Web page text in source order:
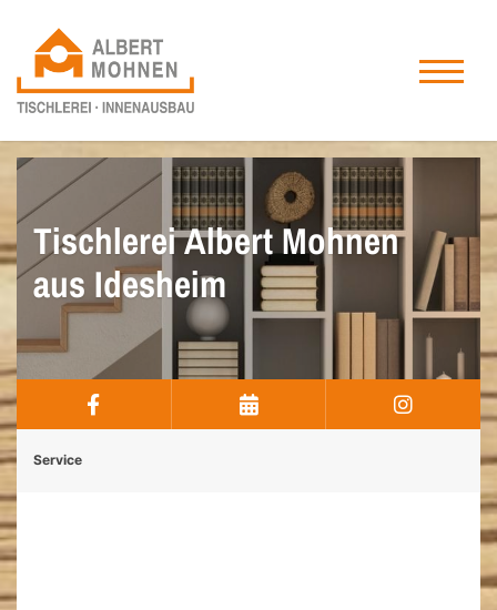
Tischlerei Albert Mohnen
aus Idesheim
Service